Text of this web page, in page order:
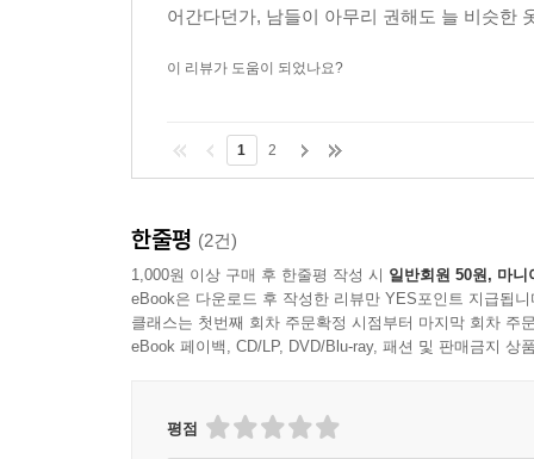
어간다던가, 남들이 아무리 권해도 늘 비슷한
이 리뷰가 도움이 되었나요?
1 2
한줄평 (2건)
1,000원 이상 구매 후 한줄평 작성 시 일반회원 50원, 마니
eBook은 다운로드 후 작성한 리뷰만 YES포인트 지급됩니
클래스는 첫번째 회차 주문확정 시점부터 마지막 회차 주
eBook 페이백, CD/LP, DVD/Blu-ray, 패션 및 판매금지 상
평점